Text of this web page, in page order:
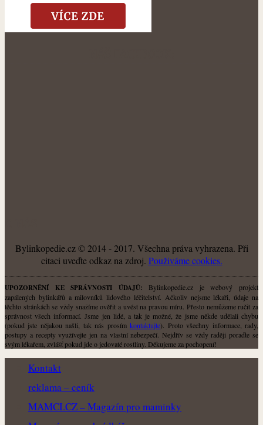
Bylinkopedie.cz © 2014 - 2017. Všechna práva vyhrazena. Při
citaci uveďte odkaz na zdroj. Použiváme cookies.
UPOZORNĚNÍ KE SPRÁVNOSTI ÚDAJŮ: Bylinkopedie.cz je webový projekt
zapálených bylinkářů a milovníků lidového léčitelství. Ačkoliv nejsme lékaři, údaje na
těchto stránkách se vždy snažíme ověřit a uvést na pravou míru. Přesto nemůžeme ručit za
správnost všech informací. Jsme jen lidé, a tak je možné, že jsme někde udělali chybu
(pokud jste nějakou našli, tak nás prosímkontaktujte). Proto všechny informace, rady,
postupy a recepty využívejte jen na vlastní nebezpečí. Nejdřív se vždy raději poraďte se
svým lékařem, zvlášť pokud jde o jedovaté rostliny. Děkujeme za pochopení!
Kontakt
reklama – ceník
MAMCI.CZ – Magazín pro maminky